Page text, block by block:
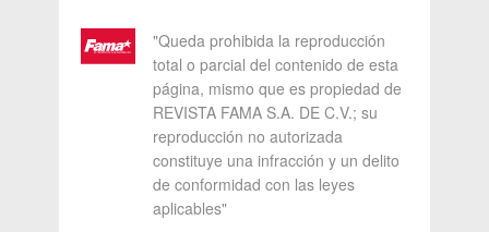
"Queda prohibida la reproducción
total o parcial del contenido de esta
página, mismo que es propiedad de
REVISTA FAMA S.A. DE C.V.; su
reproducción no autorizada
constituye una infracción y un delito
de conformidad con las leyes
aplicables"